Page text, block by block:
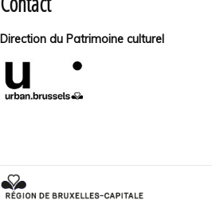
Direction du Patrimoine culturel